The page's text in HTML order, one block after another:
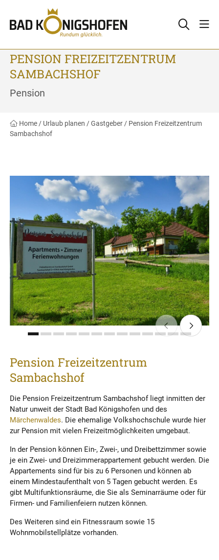
PENSION FREIZEITZENTRUM
SAMBACHSHOF
Pension
Home / Urlaub planen /Gastgeber / Pension Freizeitzentrum
Sambachshof
Pension Freizeitzentrum
Sambachshof
Die Pension Freizeitzentrum Sambachshof liegt inmitten der
Natur unweit der Stadt Bad Königshofen und des
Märchenwaldes. Die ehemalige Volkshochschule wurde hier
zur Pension mit vielen Freizeitmöglichkeiten umgebaut.
In der Pension können Ein-, Zwei-, und Dreibettzimmer sowie
je ein Zwei- und Dreizimmerappartement gebucht werden. Die
Appartements sind für bis zu 6 Personen und können ab
einem Mindestaufenthalt von 5 Tagen gebucht werden. Es
gibt Multifunktionsräume, die Sie als Seminarräume oder für
Firmen- und Familienfeiern nutzen können.
Des Weiteren sind ein Fitnessraum sowie 15
Wohnmobilstellplätze vorhanden.